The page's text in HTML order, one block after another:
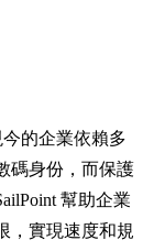
的企業依賴多
碼身份，而保護
幫助企業
，實現速度和規